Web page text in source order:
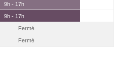
9h - 17h
9h - 17h
Fermé
Fermé